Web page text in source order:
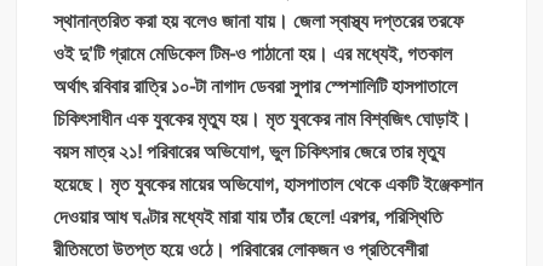
স্থানান্তরিত করা হয় বলেও জানা যায়। জেলা স্বাস্থ্য দপ্তরের তরফে
ওই দু’টি গ্রামে মেডিকেল টিম-ও পাঠানো হয়। এর মধ্যেই, গতকাল
অর্থাৎ রবিবার রাত্রি ১০-টা নাগাদ ডেবরা সুপার স্পেশালিটি হাসপাতালে
চিকিৎসাধীন এক যুবকের মৃত্যু হয়। মৃত যুবকের নাম বিশ্বজিৎ ঘোড়াই।
বয়স মাত্র ২১! পরিবারের অভিযোগ, ভুল চিকিৎসার জেরে তার মৃত্যু
হয়েছে। মৃত যুবকের মায়ের অভিযোগ, হাসপাতাল থেকে একটি ইঞ্জেকশান
দেওয়ার আধ ঘণ্টার মধ্যেই মারা যায় তাঁর ছেলে! এরপর, পরিস্থিতি
রীতিমতো উতপ্ত হয়ে ওঠে। পরিবারের লোকজন ও প্রতিবেশীরা